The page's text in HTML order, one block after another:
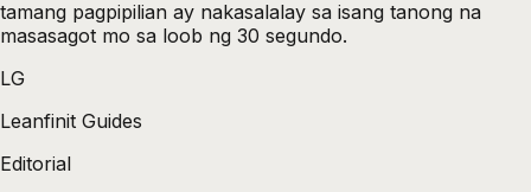
tamang pagpipilian ay nakasalalay sa isang tanong na
masasagot mo sa loob ng 30 segundo.
LG
Leanfinit Guides
Editorial